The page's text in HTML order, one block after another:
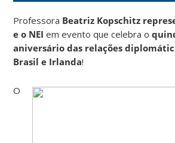
Professora Beatriz Kopschitz
e o NEI em evento que celebra o
aniversário das relações
Brasil e Irlanda!
O